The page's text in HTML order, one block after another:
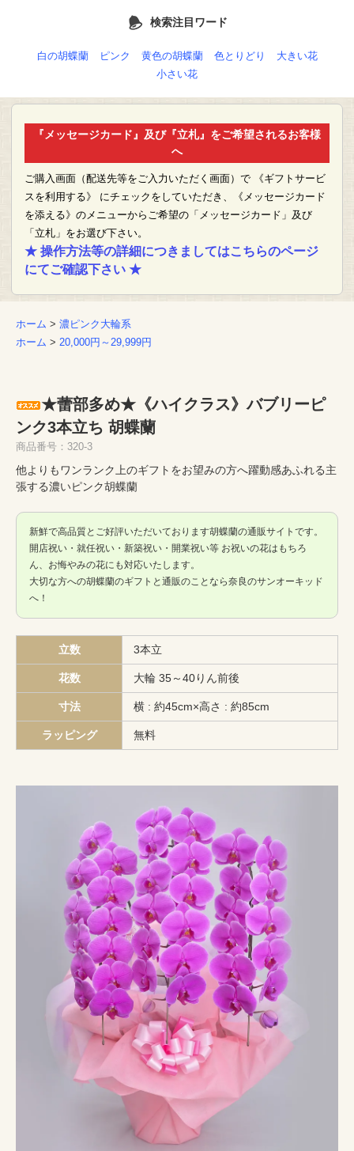
検索注目ワード
白の胡蝶蘭 ピンク 黄色の胡蝶蘭 色とりどり
大きい花
小さい花
『メッセージカード』及び『立札』をご希望されるお客様
へ
ご購入画面（配送先等をご入力いただく画面）で 《ギフトサービ
スを利用する》 にチェックをしていただき、《メッセージカード
を添える》のメニューからご希望の「メッセージカード」及び
「立札」をお選び下さい。
★ 操作方法等の詳細につきましてはこちらのページ
にてご確認下さい ★
ホーム > 濃ピンク大輪系
ホーム > 20,000円～29,999円
★蕾部多め★《ハイクラス》バブリーピ
ンク3本立ち 胡蝶蘭
商品番号：320-3
他よりもワンランク上のギフトをお望みの方へ躍動感あふれる主
張する濃いピンク胡蝶蘭
新鮮で高品質とご好評いただいております胡蝶蘭の通販サイトです。
開店祝い・就任祝い・新築祝い・開業祝い等 お祝いの花はもちろ
ん、お悔やみの花にも対応いたします。
大切な方への胡蝶蘭のギフトと通販のことなら奈良のサンオーキッド
へ！
立数 3本立
花数 大輪 35～40りん前後
寸法 横 : 約45cm×高さ : 約85cm
ラッピング 無料